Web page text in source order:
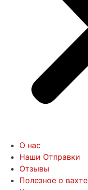
О нас
Наши Отправки
Отзывы
Полезное о вахте